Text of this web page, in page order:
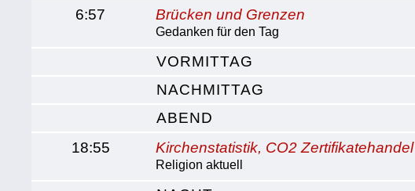
6:57
Brücken und Grenzen
Gedanken für den Tag
VORMITTAG
NACHMITTAG
ABEND
18:55
Kirchenstatistik, CO2 Zertifikatehandel
Religion aktuell